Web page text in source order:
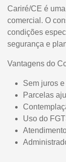
Cariré/CE é
comercial. O
condições
segurança e
Vantagens do
Sem juros
Parcelas
Uso do